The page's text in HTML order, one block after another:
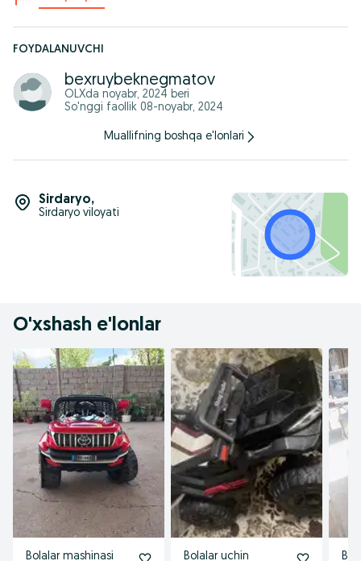
FOYDALANUVCHI
bexruybeknegmatov
OLXda noyabr, 2024 beri
So'nggi faollik 08-noyabr, 2024
Muallifning boshqa e'lonlari
Sirdaryo,
Sirdaryo viloyati
O'xshash e'lonlar
Bolalar mashinasi Bolalar uchin